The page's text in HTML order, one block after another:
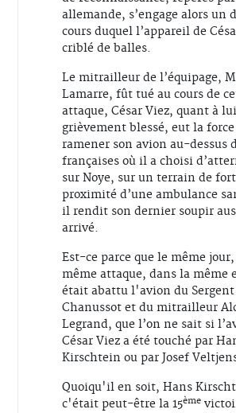
allemande, s’engage alors un
cours duquel l’appareil de
criblé de balles.
Le mitrailleur de l’équipage,
Lamarre, fût tué au cours de
attaque, César Viez, quant à lui
grièvement blessé, eut la force
ramener son avion au-dessus
françaises où il a choisi
sur Noye, sur un terrain de
proximité d’une ambulance
il rendit son dernier soupir
arrivé.
Est-ce parce que le même
même attaque, dans la même
était abattu l'avion du Sergent
Chanussot et du mitrailleur
Legrand, que l’on ne sait si
César Viez a été touché par
Kirschtein ou par Josef
Quoiqu'il en soit, Hans
c'était peut-être la 15ème